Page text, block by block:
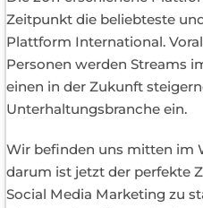
Zeitpunkt die beliebteste
Plattform International.
Personen werden Streams
einen in der Zukunft
Unterhaltungsbranche ein.
Wir befinden uns mitten im
darum ist jetzt der perfekte
Social Media Marketing zu